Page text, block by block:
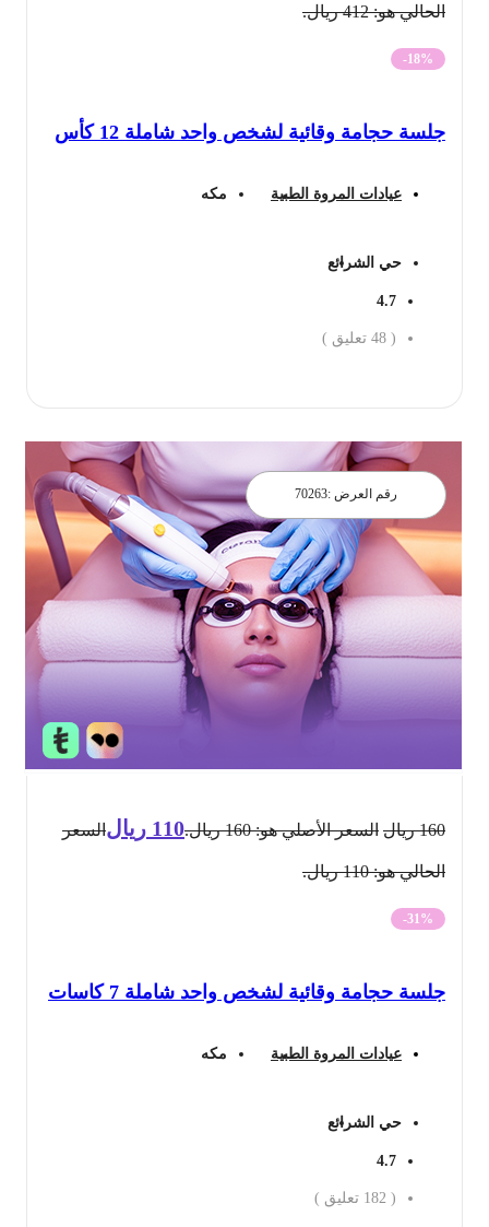
الحالي هو: 412 ريال.
-18%
جلسة حجامة وقائية لشخص واحد شاملة 12 كأس
عيادات المروة الطبية مكه
حي الشرائع
4.7
48 تعليق )
رقم العرض : 70263
ريال السعر الأصلي هو: 160 ريال. 110 ريالالسعر
الحالي هو: 110 ريال.
-31%
جلسة حجامة وقائية لشخص واحد شاملة 7 كاسات
عيادات المروة الطبية مكه
حي الشرائع
4.7
182 تعليق )